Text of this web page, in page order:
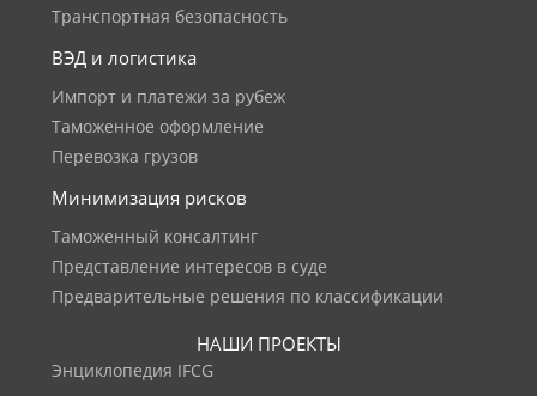
Транспортная безопасность
ВЭД и логистика
Импорт и платежи за рубеж
Таможенное оформление
Перевозка грузов
Минимизация рисков
Таможенный консалтинг
Представление интересов в суде
Предварительные решения по классификации
НАШИ ПРОЕКТЫ
Энциклопедия IFCG